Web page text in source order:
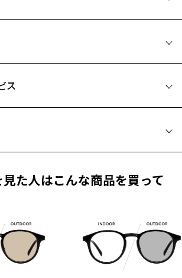
お気に入りに追加済です。
ングラスが登場！
「モーティ、フェルディー」やドナルドダッ
線カット率99.9%！
、まぶしい夏に大活躍のサングラスです。
ーマウスたちのレトロなアートをデザイン。
ートな甥っ子やドナルドダックの甥っ子のわん
アートで本コレクション初登場。
横幅：19mm
ンズの合計料金を知りたい方へ
ス
ム１年間品質保証
日より１年間修理又は交換させて頂
換が行われた場合、保証期間は初期の期間から
、「レンズ交換券」をお選びのうえ、
にてレンズをお買い求めください。
ケージ品では「レンズ交換券」はお選び
た人はこんな商品を買って